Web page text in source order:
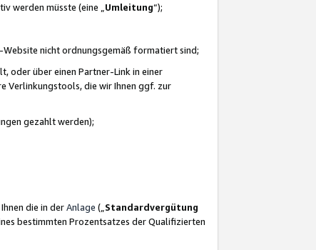
werden müsste (eine „ Umleitung“);
nicht ordnungsgemäß formatiert sind;
oder über einen Partner-Link in einer
Verlinkungstools, die wir Ihnen ggf. zur
gezahlt werden);
die in derAnlage („ Standardvergütung
bestimmten Prozentsatzes der Qualifizierten